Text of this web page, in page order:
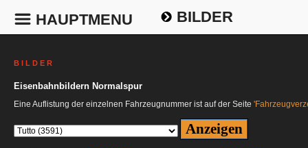
HAUPTMENU BILDER
B I L D E R
Eisenbahnbildern Normalspur
Eine Auflistung der einzelnen Fahrzeugnummer ist auf der Seite